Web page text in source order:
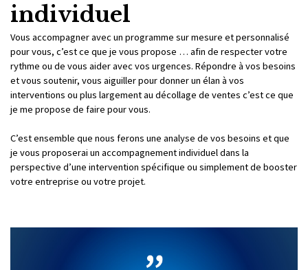
individuel
Vous accompagner avec un programme sur mesure et personnalisé
pour vous, c’est ce que je vous propose … afin de respecter votre
rythme ou de vous aider avec vos urgences. Répondre à vos besoins
et vous soutenir, vous aiguiller pour donner un élan à vos
interventions ou plus largement au décollage de ventes c’est ce que
je me propose de faire pour vous.
C’est ensemble que nous ferons une analyse de vos besoins et que
je vous proposerai un accompagnement individuel dans la
perspective d’une intervention spécifique ou simplement de booster
votre entreprise ou votre projet.